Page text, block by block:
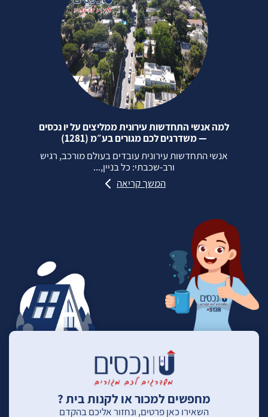
למה אנשי התחדשות עירונית ממליצים על יו נכסים
— משדרגים לכם מגורים בע״מ (1281)
אנשי התחדשות עירונית עובדים בעולם מורכב, רגיש
ורב‑שכבתי: כל בניין,...
המשך קריאה
מחפשים למכור או לקנות בית ?
השאירו כאן פרטים, ונחזור אליכם בהקדם